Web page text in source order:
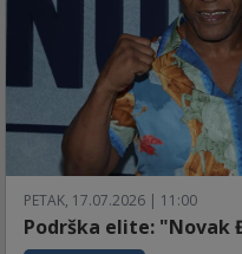
PETAK, 17.07.2026 | 11:00
Podrška elite: "Novak